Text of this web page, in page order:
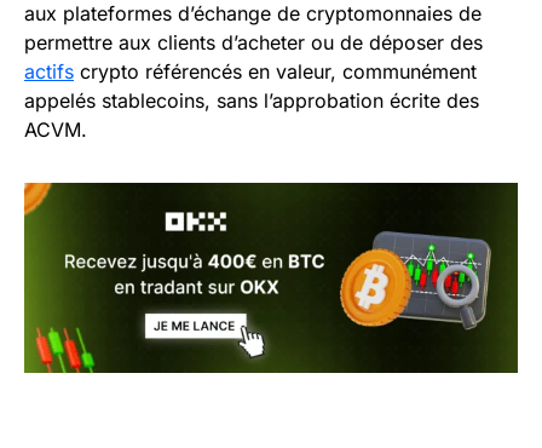
aux plateformes d’échange de cryptomonnaies de
permettre aux clients d’acheter ou de déposer des
actifs crypto référencés en valeur, communément
appelés stablecoins, sans l’approbation écrite des
ACVM.